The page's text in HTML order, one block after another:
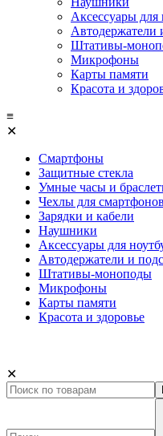
Аксессуары для
Автодержатели
Штативы-
Микрофоны
Карты памяти
Красота и
≡
✕
Смартфоны
Защитные стекла
Умные часы и
Чехлы для смартфонов
Зарядки и кабели
Наушники
Аксессуары для
Автодержатели и
Штативы-моноподы
Микрофоны
Карты памяти
Красота и здоровье
✕